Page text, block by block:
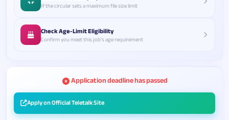
If the circular sets a maximum file size limit
Check Age-Limit Eligibility
Confirm you meet this job's age requirement
Application deadline has passed
Apply on Official Teletalk Site